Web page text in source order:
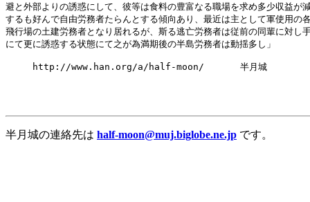
避と外部よりの誘惑にして、彼等は食料の豊富なる職場を求め多少収益が
するも好んで自由労務者たらんとする傾向あり、最近は主として軍使用の
飛行場の土建労務者となり居れるが、斯る逃亡労務者は従前の同輩に対し
にて更に誘惑する状態にて之が為満期後の半島労務者は動揺多し」
http://www.han.org/a/half-moon/　　　　半月城
半月城の連絡先は half-moon@muj.biglobe.ne.jp です。